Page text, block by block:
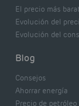
El precio más
Evolución del
Evolución del
Blog
Consejos
Ahorrar energía
Precio de petróleo